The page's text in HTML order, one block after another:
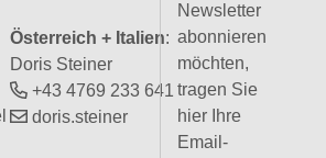
Österreich + Italien:
Doris Steiner
+43 4769 233 641
doris.steiner
Newsletter
abonnieren
möchten,
tragen Sie
hier Ihre
Email-